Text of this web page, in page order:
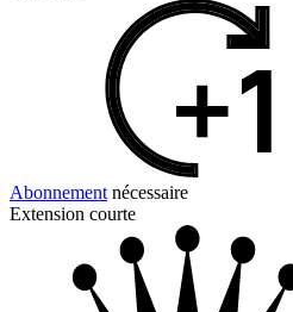
Abonnement nécessaire
Extension courte